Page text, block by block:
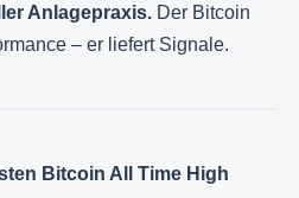
Anlagepraxis. Der Bitcoin
– er liefert Signale.
Bitcoin All Time High